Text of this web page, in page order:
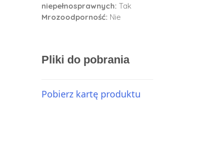
niepełnosprawnych: Tak
Mrozoodporność: Nie
Pliki do pobrania
Pobierz kartę produktu